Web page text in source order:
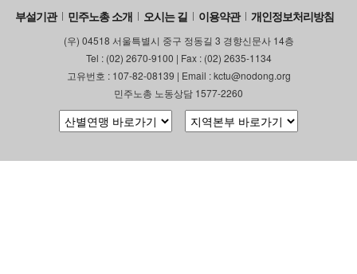
부설기관 민주노총 소개 오시는 길 이용약관 개인정보처리방침
(우) 04518 서울특별시 중구 정동길 3 경향신문사 14층
Tel : (02) 2670-9100 | Fax : (02) 2635-1134
고유번호 : 107-82-08139 | Email : kctu@nodong.org
민주노총 노동상담 1577-2260